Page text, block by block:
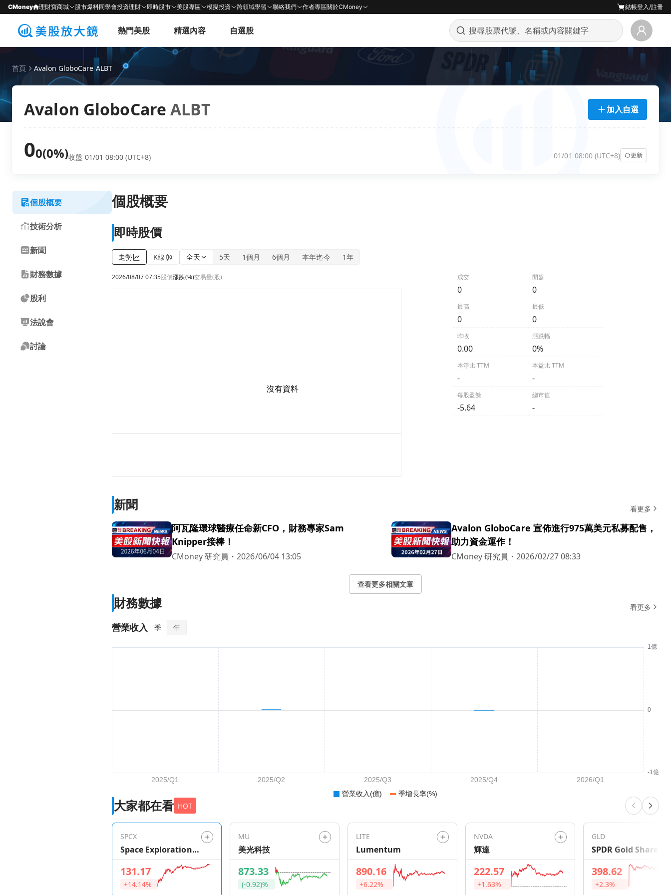
CMoney 理財寶商城 股市爆料同學會投資理財 即時股市 美股專區 模擬投資 跨領域學習 聯絡我們 作者專區關於CMoney 結帳登入/註冊
熱門美股 精選內容 自選股
首頁 Avalon GloboCare ALBT
Avalon GloboCare ALBT 加入自選
00(0%)收盤 01/01 08:00 (UTC+8) 01/01 08:00 (UTC+8) 更新
個股概要
技術分析
新聞
財務數據
股利
法說會
討論
個股概要
即時股價
走勢 K線 全天 5天 1個月 6個月 本年迄今 1年
2026/08/07 07:35股價漲跌(%)交易量(股)
沒有資料
成交
0
開盤
0
最高
0
最低
0
昨收
0.00
漲跌幅
0%
本淨比 TTM
-
本益比 TTM
-
每股盈餘
-5.64
總市值
-
新聞 看更多
阿瓦隆環球醫療任命新CFO，財務專家Sam
Knipper接棒！
CMoney 研究員 ・2026/06/04 13:05
Avalon GloboCare 宣佈進行975萬美元私募配售，
助力資金運作！
CMoney 研究員 ・2026/02/27 08:33
查看更多相關文章
財務數據 看更多
營業收入 季 年
大家都在看 HOT
SPCX
Space Exploration
Technologies
131.17
+14.14%
MU
美光科技
873.33
(-0.92)%
LITE
Lumentum
890.16
+6.22%
NVDA
輝達
222.57
+1.63%
GLD
SPDR Gold Shares
398.62
+2.3%